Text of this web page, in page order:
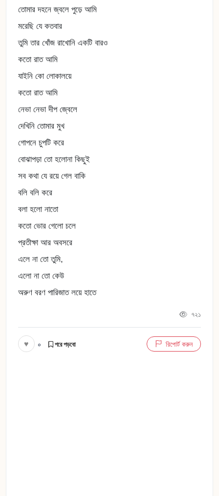
তোমার দহনে জ্বলে পুড়ে আমি
মরেছি যে কতবার
তুমি তার খোঁজ রাখোনি একটি বারও
কতো রাত আমি
যাইনি কো লোকালয়ে
কতো রাত আমি
নেভা নেভা দীপ জ্বেলে
দেখিনি তোমার মুখ
গোপনে চুপটি করে
বোঝাপড়া তো হলোনা কিছুই
সব কথা যে রয়ে গেল বাকি
বলি বলি করে
বলা হলো নাতো
কতো ভোর গেলো চলে
প্রতীক্ষা আর অবসরে
এলে না তো তুমি,
এলো না তো কেউ
অরুণ বরণ পারিজাত লয়ে হাতে
৭২১
♥ ০ পরে পড়বো রিপোর্ট করুন